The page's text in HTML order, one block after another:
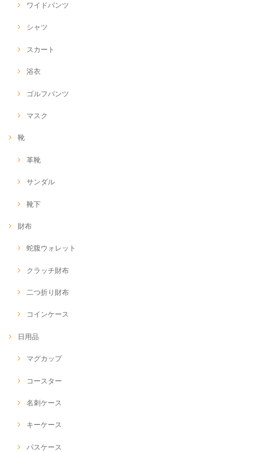
ワイドパンツ
シャツ
スカート
浴衣
ゴルフパンツ
マスク
靴
革靴
サンダル
靴下
財布
蛇腹ウォレット
クラッチ財布
二つ折り財布
コインケース
日用品
マグカップ
コースター
名刺ケース
キーケース
パスケース